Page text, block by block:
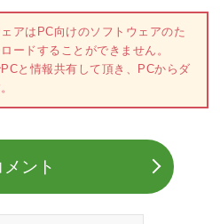
アはPC向けのソフトウェアのた
ードすることができません。
と情報共有して頂き、PCからダ
メント